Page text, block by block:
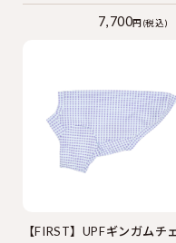
7,700円(税込)
【FIRST】UPFギンガムチ